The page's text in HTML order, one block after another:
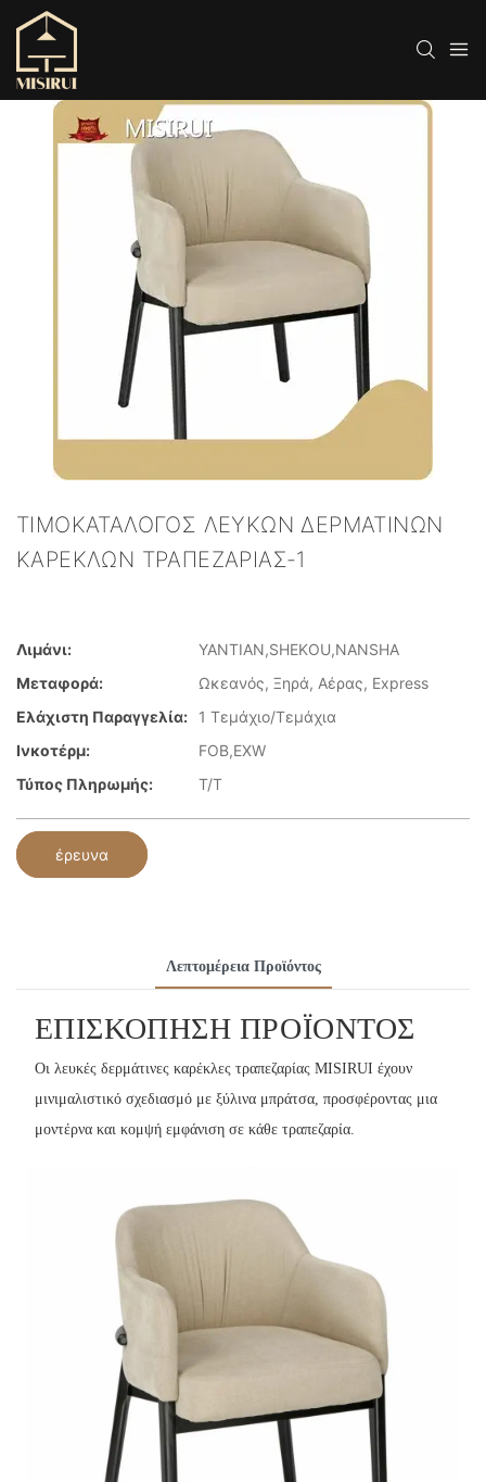
ΤΙΜΟΚΑΤΆΛΟΓΟΣ ΛΕΥΚΏΝ ΔΕΡΜΆΤΙΝΩΝ
ΚΑΡΕΚΛΏΝ ΤΡΑΠΕΖΑΡΊΑΣ-1
Λιμάνι:
YANTIAN,SHEKOU,NANSHA
Μεταφορά:
Ωκεανός, Ξηρά, Αέρας, Express
Ελάχιστη Παραγγελία:
1 Τεμάχιο/Τεμάχια
Ινκοτέρμ:
FOB,EXW
Τύπος Πληρωμής:
T/T
έρευνα
Λεπτομέρεια Προϊόντος
ΕΠΙΣΚΌΠΗΣΗ ΠΡΟΪΌΝΤΟΣ
Οι λευκές δερμάτινες καρέκλες τραπεζαρίας MISIRUI έχουν
μινιμαλιστικό σχεδιασμό με ξύλινα μπράτσα, προσφέροντας μια
μοντέρνα και κομψή εμφάνιση σε κάθε τραπεζαρία.